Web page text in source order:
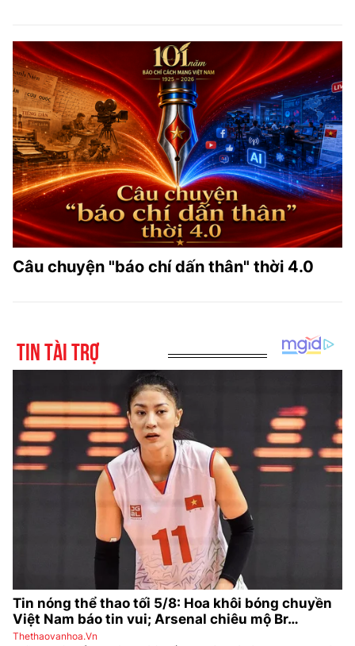
Câu chuyện "báo chí dấn thân" thời 4.0